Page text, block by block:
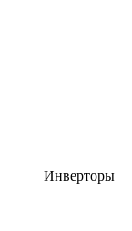
Инверторы